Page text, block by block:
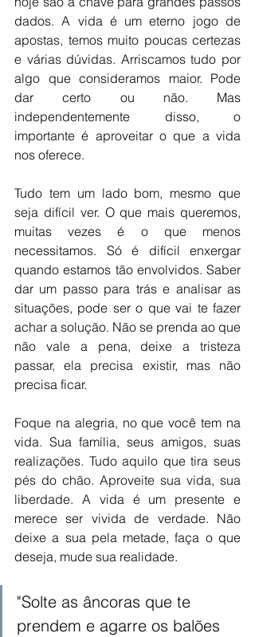
dados. A vida é um eterno jogo de
apostas, temos muito poucas certezas
e várias dúvidas. Arriscamos tudo por
algo que consideramos maior. Pode
dar certo ou não. Mas
independentemente disso, o
importante é aproveitar o que a vida
nos oferece.
Tudo tem um lado bom, mesmo que
seja difícil ver. O que mais queremos,
muitas vezes é o que menos
necessitamos. Só é difícil enxergar
quando estamos tão envolvidos. Saber
dar um passo para trás e analisar as
situações, pode ser o que vai te fazer
achar a solução. Não se prenda ao que
não vale a pena, deixe a tristeza
passar, ela precisa existir, mas não
precisa ficar.
Foque na alegria, no que você tem na
vida. Sua família, seus amigos, suas
realizações. Tudo aquilo que tira seus
pés do chão. Aproveite sua vida, sua
liberdade. A vida é um presente e
merece ser vivida de verdade. Não
deixe a sua pela metade, faça o que
deseja, mude sua realidade.
"Solte as âncoras que te
prendem e agarre os balões